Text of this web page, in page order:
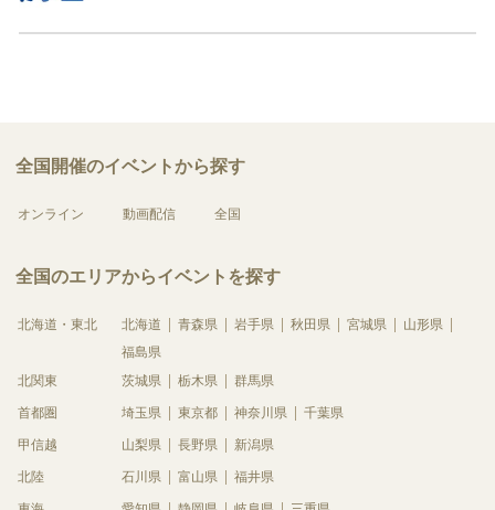
全国開催のイベントから探す
オンライン 動画配信 全国
全国のエリアからイベントを探す
北海道・東北 北海道 青森県 岩手県 秋田県 宮城県
山形県
福島県
北関東
茨城県 栃木県 群馬県
首都圏 埼玉県 東京都 神奈川県 千葉県
甲信越 山梨県 長野県 新潟県
北陸 石川県 富山県 福井県